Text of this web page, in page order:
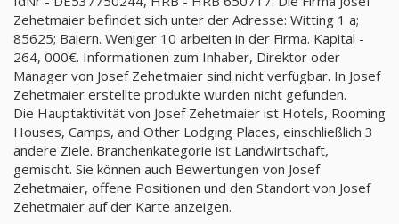
Zehetmaier befindet sich unter der Adresse: Witting 1 a;
85625; Baiern. Weniger 10 arbeiten in der Firma. Kapital -
264, 000€. Informationen zum Inhaber, Direktor oder
Manager von Josef Zehetmaier sind nicht verfügbar. In Josef
Zehetmaier erstellte produkte wurden nicht gefunden.
Die Hauptaktivität von Josef Zehetmaier ist Hotels, Rooming
Houses, Camps, and Other Lodging Places, einschließlich 3
andere Ziele. Branchenkategorie ist Landwirtschaft,
gemischt. Sie können auch Bewertungen von Josef
Zehetmaier, offene Positionen und den Standort von Josef
Zehetmaier auf der Karte anzeigen.